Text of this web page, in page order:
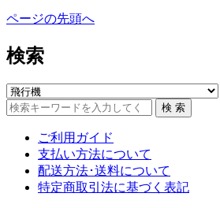
ページの先頭へ
検索
ご利用ガイド
支払い方法について
配送方法･送料について
特定商取引法に基づく表記